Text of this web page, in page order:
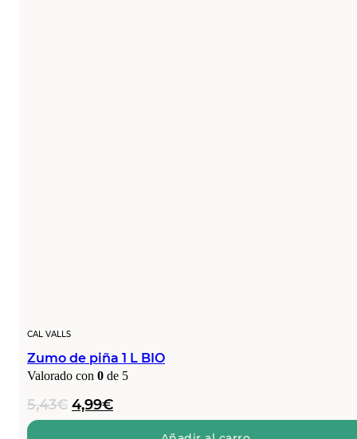
CAL VALLS
Zumo de piña 1 L BIO
Valorado con 0 de 5
5,43€ El
precio
4,99€El
precio